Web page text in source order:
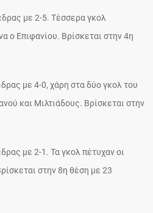
με 2-5. Τέσσερα γκολ
ο Επιφανίου. Βρίσκεται στην 4η
με 4-0, χάρη στα δύο γκολ του
και Μιλτιάδους. Βρίσκεται στην
με 2-1. Τα γκολ πέτυχαν οι
στην 8η θέση με 23